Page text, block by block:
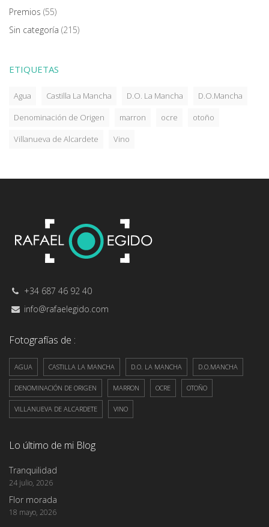
Premios (55)
Sin categoría (215)
ETIQUETAS
Agua Castilla La Mancha D.O. La Mancha
D.O.Mancha
Denominación de Origen
marron ocre
otoño
Villanueva de Alcardete
Vino
+34 687 46 92 40
info@rafaelegido.com
Fotografías de :
AGUA CASTILLA LA MANCHA D.O. LA MANCHA D.O.MANCHA
DENOMINACIÓN DE ORIGEN MARRON OCRE OTOÑO
VILLANUEVA DE ALCARDETE VINO
Lo último de mi Blog
Tranquilidad
24 julio, 2026
Flor morada
18 mayo, 2026